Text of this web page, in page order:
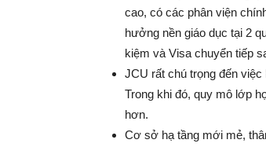
cao, có các phân viện
hưởng nền giáo dục tại 2
kiệm và Visa chuyển tiếp
JCU rất chú trọng đến
Trong khi đó, quy mô lớp
hơn.
Cơ sở hạ tầng mới mẻ,